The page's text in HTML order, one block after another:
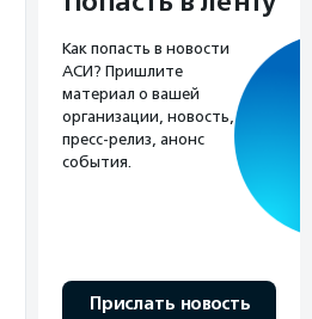
Как попасть в новости
АСИ? Пришлите
материал о вашей
организации, новость,
пресс-релиз, анонс
события.
Прислать новость